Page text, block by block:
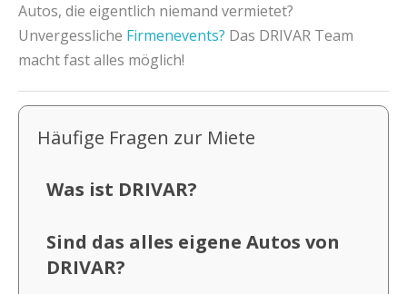
Autos, die eigentlich niemand vermietet?
Unvergessliche Firmenevents? Das DRIVAR Team
macht fast alles möglich!
Häufige Fragen zur Miete
Was ist DRIVAR?
Sind das alles eigene Autos von
DRIVAR?